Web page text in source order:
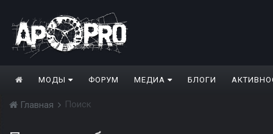
МОДЫ ФОРУМ МЕДИА БЛОГИ
Главная Поиск